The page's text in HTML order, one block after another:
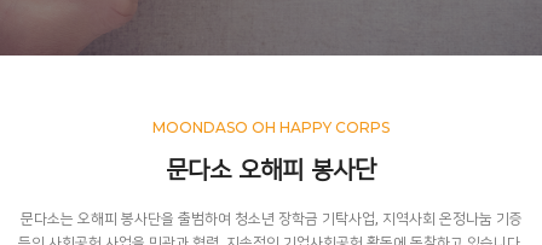
MOONDASO OH HAPPY CORPS
문다소 오해피 봉사단
문다소는 오해피 봉사단을 출범하여 청소년 장학금 기탁사업, 지역사회 온정나눔 기증